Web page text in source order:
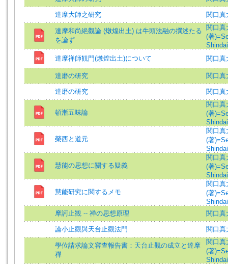
達摩大師之研究 関口真
達摩和尚絶觀論 (燉煌出土) は牛頭法融の撰述たる
を論ず
関口真
(著
達摩禅師観門(燉煌出土)について
関口真
達磨の研究 関口真
達磨の研究 関口真
頓漸五味論
関口真
(著
榮西と道元
関口真
(著
慧能の思想に關する疑義
関口真
(著
慧能研究に関するメモ
関口真
(著
摩訶止観 -- 禅の思想原理
関口真
論小止觀與天台止觀法門 関口真
學位請求論文審查報告書：天台止觀の成立と達摩
禪
関口真
(著